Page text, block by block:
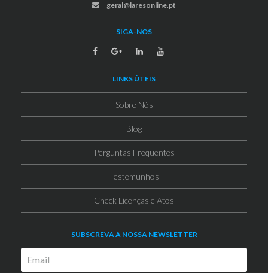
geral@laresonline.pt
SIGA-NOS
LINKS ÚTEIS
Sobre Nós
Blog
Perguntas Frequentes
Testemunhos
Check Licenças e Atos
SUBSCREVA A NOSSA NEWSLETTER